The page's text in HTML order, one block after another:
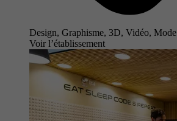
Design, Graphisme, 3D, Vidéo, Mode
Voir l’établissement